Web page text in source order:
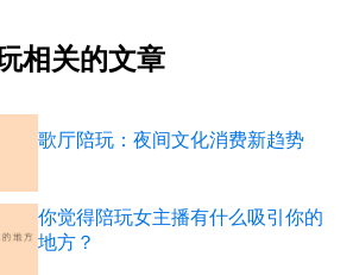
相关的文章
歌厅陪玩：夜间文化消费新趋势
你觉得陪玩女主播有什么吸引你的
地方？